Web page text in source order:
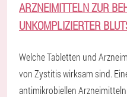
ARZNEIMITTELN ZUR
UNKOMPLIZIERTER
Welche Tabletten und
von Zystitis wirksam sind.
antimikrobiellen Arzneimitteln.